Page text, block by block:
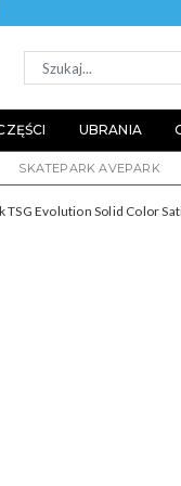
UBRANIA
SKATEPARK AVEPARK
TSG Evolution Solid Color